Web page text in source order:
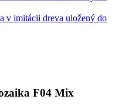
F04 Mix